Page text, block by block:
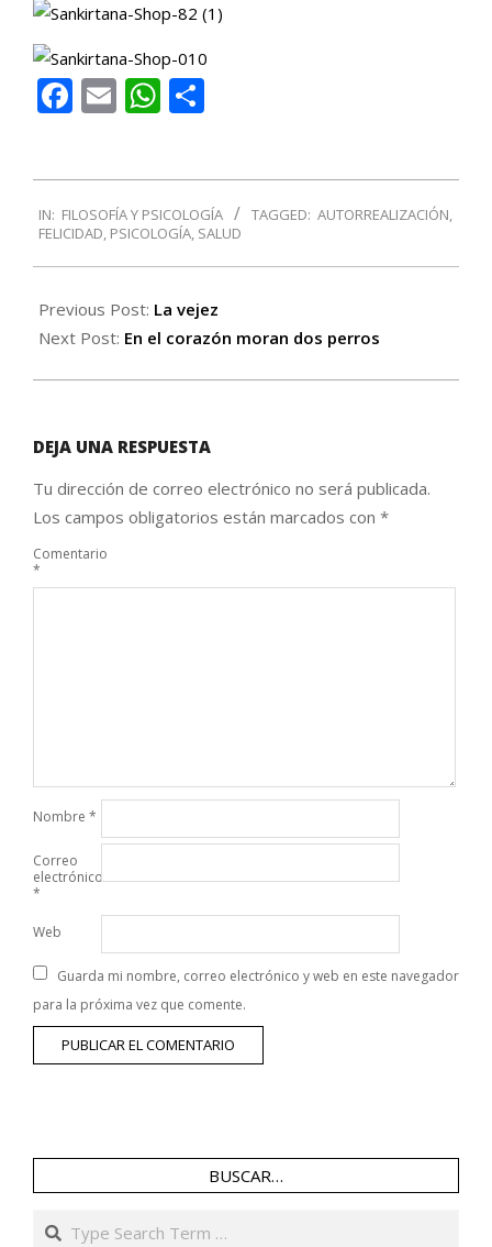
Facebook
EmailWhatsApp
05-
IN: FILOSOFÍA Y PSICOLOGÍA TAGGED: AUTORREALIZACIÓN,
FELICIDAD, PSICOLOGÍA, SALUD
Previous Post: La vejez
Next Post: En el corazón moran dos perros
DEJA UNA RESPUESTA
Tu dirección de correo electrónico no será publicada.
Los campos obligatorios están marcados con *
Comentario
*
Nombre *
Correo
electrónico
*
Web
Guarda mi nombre, correo electrónico y web en este navegador
para la próxima vez que comente.
BUSCAR…
Search